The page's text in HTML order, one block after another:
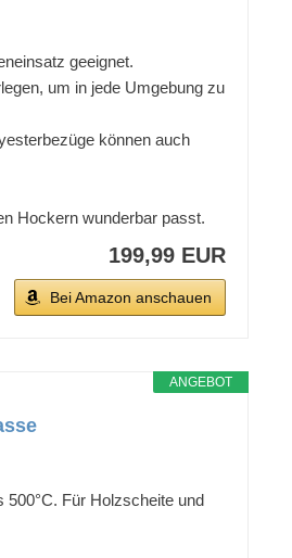
geeignet.
um in jede Umgebung zu
können auch
Hockern wunderbar passt.
199,99 EUR
Bei Amazon anschauen
ANGEBOT
Für Holzscheite und